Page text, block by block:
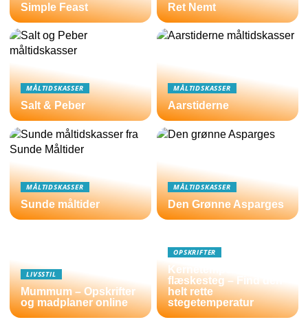
Simple Feast Ret Nemt
MÅLTIDSKASSER
Salt & Peber
MÅLTIDSKASSER
Aarstiderne
MÅLTIDSKASSER
Sunde måltider
MÅLTIDSKASSER
Den Grønne Asparges
LIVSSTIL
Mummum – Opskrifter
og madplaner online
OPSKRIFTER
Kernetemperatur
flæskesteg – Find den
helt rette
stegetemperatur